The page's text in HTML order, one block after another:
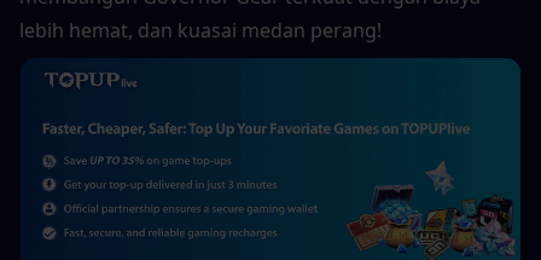
lebih hemat, dan kuasai medan perang!